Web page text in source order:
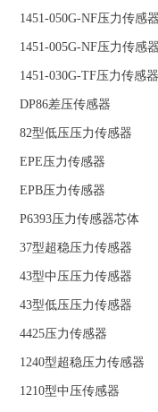
1451-050G-NF压力传感
1451-005G-NF压力传感
1451-030G-TF压力传感器
DP86差压传感器
82型低压压力传感器
EPE压力传感器
EPB压力传感器
P6393压力传感器芯体
37型超稳压力传感器
43型中压压力传感器
43型低压压力传感器
4425压力传感器
1240型超稳压力传感器
1210型中压传感器